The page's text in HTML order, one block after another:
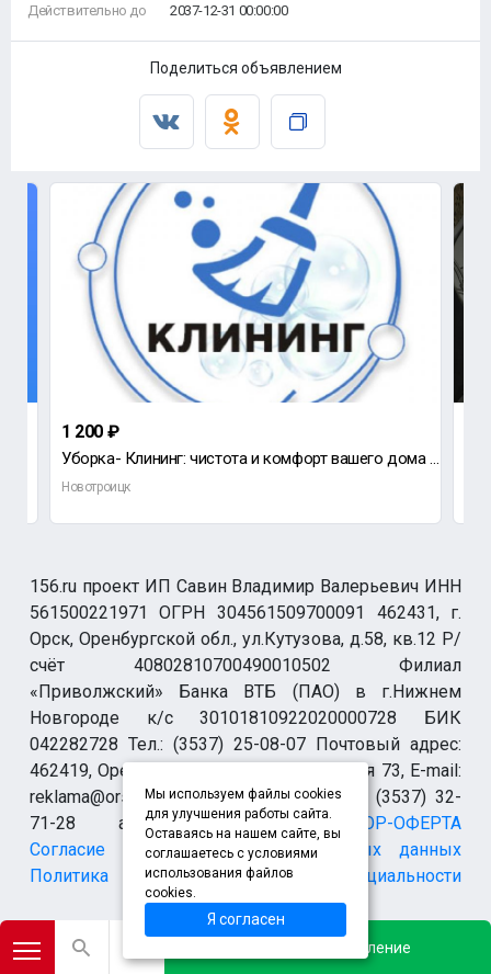
Действительно до
2037-12-31 00:00:00
Поделиться объявлением
1 200 ₽
Уборка- Клининг: чистота и комфорт вашего дома Устали тратить драгоценные выходные на уборку? • Ком
Новотроицк
Добавить объявление
156.ru проект ИП Савин Владимир Валерьевич ИНН
561500221971 ОГРН 304561509700091 462431, г.
Орск, Оренбургской обл., ул.Кутузова, д.58, кв.12 Р/
счёт 40802810700490010502 Филиал
«Приволжский» Банка ВТБ (ПАО) в г.Нижнем
Новгороде к/с 30101810922020000728 БИК
042282728 Тел.: (3537) 25-08-07 Почтовый адрес:
462419, Оренбургская обл., г. Орск-19 а/я 73, E-mail:
reklama@orsk.ru ТЕЛЕФОН МОДЕРАЦИИ (3537) 32-
71-28 allsupport@orsk.ruДОГОВОР-ОФЕРТА
Согласие на обработку персональных данных
Политика конфиденциальности
*Instagram (запрещен на территории Российской Федерации)
Мы используем файлы cookies
для улучшения работы сайта.
Оставаясь на нашем сайте, вы
соглашаетесь с условиями
использования файлов
cookies.
Я согласен